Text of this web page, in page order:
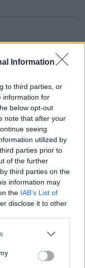
Information
to third parties, or
information for
below opt-out
note that after your
seeing
utilized by
parties prior to
of the further
third parties on the
information may
the IAB’s List of
disclose it to other
or more Google
You may click to
party tags to
párt
sincs
bármire is –,
lenne
azonban a
az elmúlt
szintet, akkor